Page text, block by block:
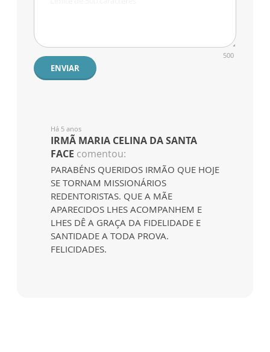
500
ENVIAR
Há 5 anos
IRMÃ MARIA CELINA DA SANTA
FACE comentou:
PARABÉNS QUERIDOS IRMÃO QUE HOJE
SE TORNAM MISSIONÁRIOS
REDENTORISTAS. QUE A MÃE
APARECIDOS LHES ACOMPANHEM E
LHES DÊ A GRAÇA DA FIDELIDADE E
SANTIDADE A TODA PROVA.
FELICIDADES.